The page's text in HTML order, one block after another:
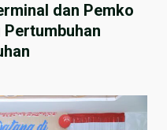
dan Pemko